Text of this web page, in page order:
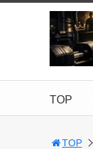
TOP
TOP